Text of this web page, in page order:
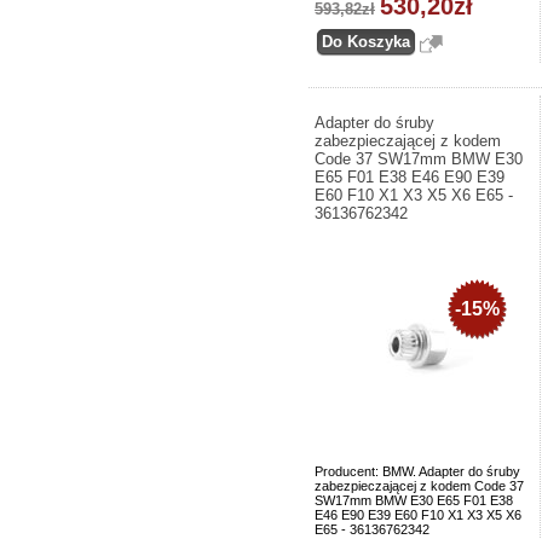
593,82zł 530,20zł
Adapter do śruby
zabezpieczającej z kodem
Code 37 SW17mm BMW E30
E65 F01 E38 E46 E90 E39
E60 F10 X1 X3 X5 X6 E65 -
36136762342
Producent: BMW. Adapter do śruby
zabezpieczającej z kodem Code 37
SW17mm BMW E30 E65 F01 E38
E46 E90 E39 E60 F10 X1 X3 X5 X6
E65 - 36136762342
-15%